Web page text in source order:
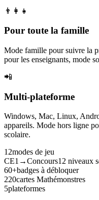
👨‍👩‍👧
Pour toute la famille
Mode famille pour suivre la
pour les enseignants, mode
📲
Multi-plateforme
Windows, Mac, Linux,
appareils. Mode hors ligne
scolaire.
12modes de jeu
CE1→Concours12 niveaux
60+badges à débloquer
220cartes Mathémonstres
5plateformes